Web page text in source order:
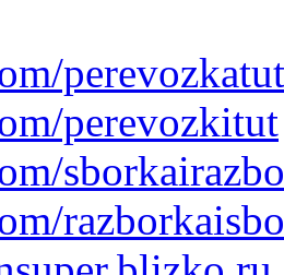
perevozkatut
perevozkitut